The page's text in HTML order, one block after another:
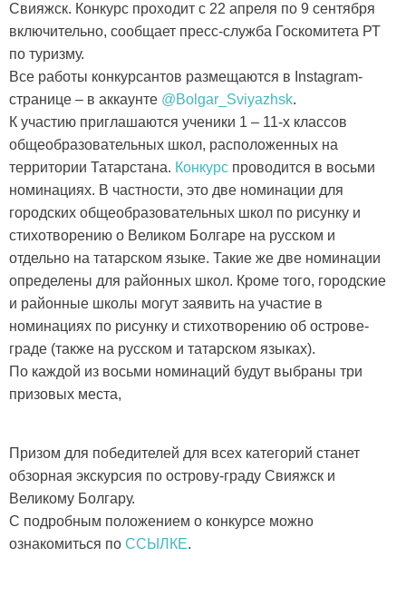
Свияжск. Конкурс проходит с 22 апреля по 9 сентября
включительно, сообщает пресс-служба Госкомитета РТ
по туризму.
Все работы конкурсантов размещаются в Instagram-
странице – в аккаунте @Bolgar_Sviyazhsk.
К участию приглашаются ученики 1 – 11-х классов
общеобразовательных школ, расположенных на
территории Татарстана. Конкурс проводится в восьми
номинациях. В частности, это две номинации для
городских общеобразовательных школ по рисунку и
стихотворению о Великом Болгаре на русском и
отдельно на татарском языке. Такие же две номинации
определены для районных школ. Кроме того, городские
и районные школы могут заявить на участие в
номинациях по рисунку и стихотворению об острове-
граде (также на русском и татарском языках).
По каждой из восьми номинаций будут выбраны три
призовых места,
Призом для победителей для всех категорий станет
обзорная экскурсия по острову-граду Свияжск и
Великому Болгару.
С подробным положением о конкурсе можно
ознакомиться по ССЫЛКЕ.